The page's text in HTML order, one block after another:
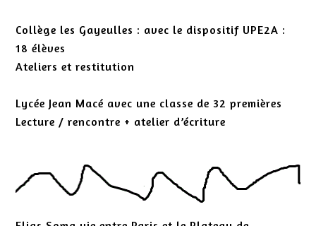
Collège les Gayeulles : avec le dispositif UPE2A :
18 élèves
Ateliers et restitution
Lycée Jean Macé avec une classe de 32 premières
Lecture / rencontre + atelier d’écriture